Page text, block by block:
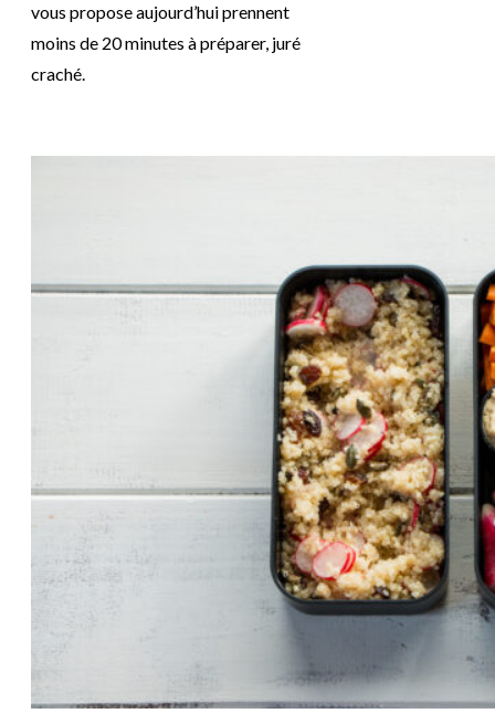
vous propose aujourd’hui prennent
moins de 20 minutes à préparer, juré
craché.